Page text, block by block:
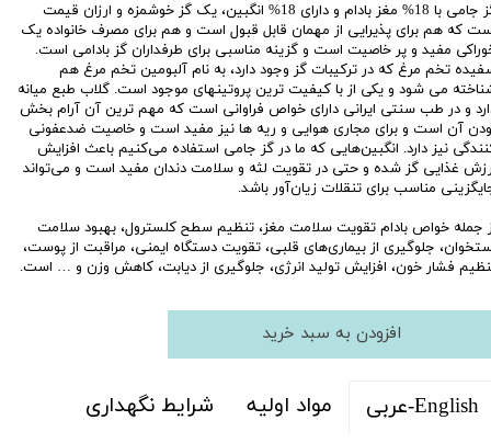
گز جامی با 18% مغز بادام و دارای 18% انگبین، یک گز خوشمزه و ارزان قیمت
که هم برای پذیرایی از مهمان قابل قبول است و هم برای مصرف خانواده یک
مفید و پر خاصیت است و گزینه مناسبی برای طرفداران گز بادامی است.
تخم مرغ که در ترکیبات گز وجود دارد، به نام آلبومین تخم مرغ هم
می شود و یکی از با کیفیت ترین پروتینهای موجود است. گلاب طبع میانه
و در طب سنتی ایرانی دارای خواص فراوانی است که مهم ترین آن آرام بخش
آن است و برای مجاری هوایی و ریه ها نیز مفید است و خاصیت ضدعفونی
نیز دارد. انگبین‌هایی که ما در گز جامی استفاده می‌کنیم باعث افزایش
غذایی گز شده و حتی در تقویت لثه و سلامت دندان مفید است و می‌تواند
مناسب برای تنقلات زیان‌آور باشد.
جمله خواص بادام تقویت سلامت مغز‏، تنظیم سطح کلسترول، بهبود سلامت
جلوگیری از بیماری‌های قلبی، تقویت دستگاه ایمنی، مراقبت از پوست،
فشار خون، افزایش تولید انرژی، جلوگیری از دیابت، کاهش وزن و … است.
افزودن به سبد خرید
English-عربی مواد اولیه
شرایط نگهداری